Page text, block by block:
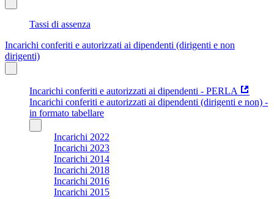
Tassi di assenza
Incarichi conferiti e autorizzati ai dipendenti (dirigenti e non
dirigenti)
Incarichi conferiti e autorizzati ai dipendenti - PERLA
Incarichi conferiti e autorizzati ai dipendenti (dirigenti e non) -
in formato tabellare
Incarichi 2022
Incarichi 2023
Incarichi 2014
Incarichi 2018
Incarichi 2016
Incarichi 2015